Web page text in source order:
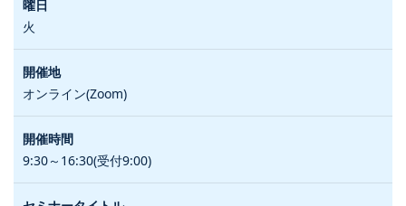
火
オンライン(Zoom)
9:30～16:30(受付9:00)